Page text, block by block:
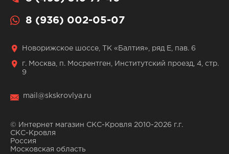
8 (936) 002-05-07
Новорижское шоссе, ТК «Балтия», ряд Е, пав. 6
г. Москва, п. Мосрентген, Институтский проезд, 4, стр.
9
mail@skskrovlya.ru
© Интернет магазин СКС-Кровля 2010-2026 г.г.
СКС-Кровля
Россия
Московская область